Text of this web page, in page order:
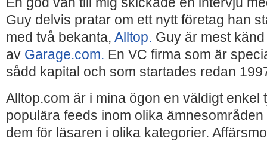
Guy delvis pratar om ett nytt företag han
med två bekanta, Alltop. Guy är mest
av Garage.com. En VC firma som är
sådd kapital och som startades redan
Alltop.com är i mina ögon en väldigt enkel
populära feeds inom olika
dem för läsaren i olika kategorier.